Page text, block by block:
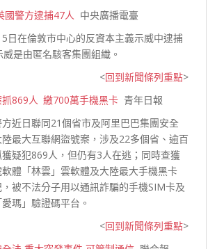
國警方逮捕47人 中央廣播電臺
日在倫敦市中心的反資本主義示威中逮捕
是由匿名駭客集團組織。
<回到新聞條列重點>
869人 繳700萬手機黑卡 青年日報
近日聯同21個省市及阿里巴巴集團安全
最大互聯網盜號案，涉及22多個省、逾百
疑犯869人，但仍有3人在逃；同時查獲
體「林雲」雲軟體及大陸最大手機黑卡
，被不法分子用以通訊詐騙的手機SIM卡及
愛瑪」驗證碼平台。
<回到新聞條列重點>